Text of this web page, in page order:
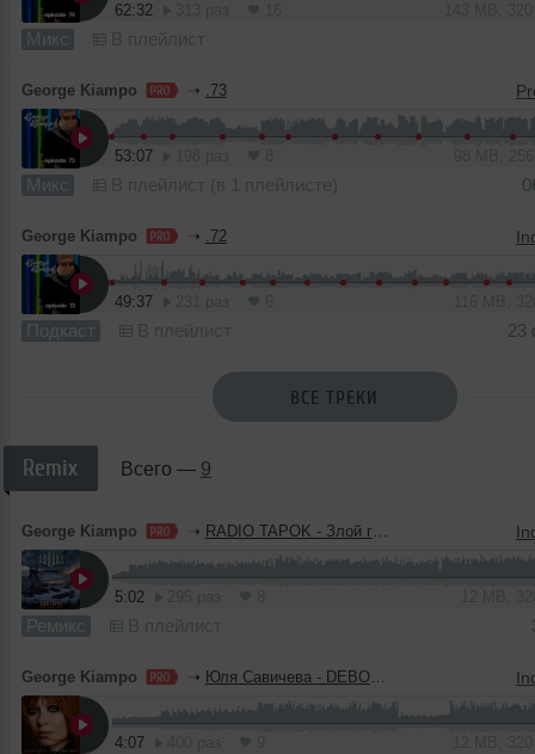
62:32
Микс В плейлист
George Kiampo ➝ .73
53:07
Микс В плейлист (в 1 плейлисте)
George Kiampo ➝ .72
49:37
Подкаст В плейлист 23
ВСЕ ТРЕКИ
Remix Всего — 9
George Kiampo ➝ RADIO TAPOK - Злой город (George Kiampo Remix)
5:02
Ремикс В плейлист
George Kiampo ➝ Юля Савичева - DЕВОЧКА (George Kiampo Remix)
4:07